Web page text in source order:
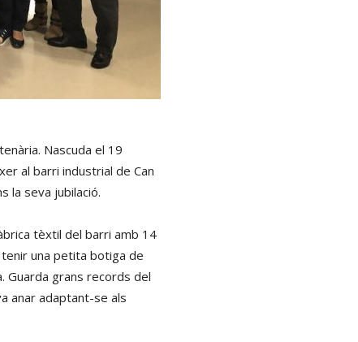
Nascuda el 19
al barri industrial de Can
la seva jubilació.
tèxtil del barri amb 14
una petita botiga de
Guarda grans records del
anar adaptant-se als